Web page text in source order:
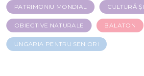
PATRIMONIU MONDIAL CULTURĂ
OBIECTIVE NATURALE BALATON
UNGARIA PENTRU SENIORI